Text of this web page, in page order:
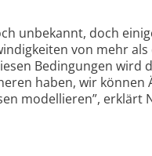
unbekannt, doch
von mehr
Bedingungen wird
haben, wir können
modellieren”, erklärt